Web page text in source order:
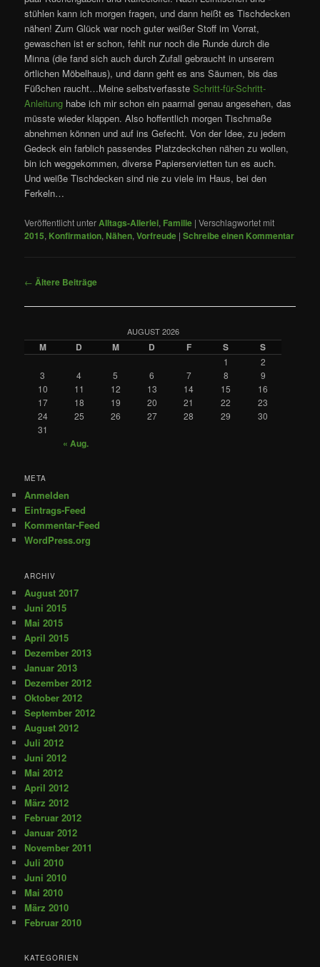
stühlen kann ich morgen fragen, und dann heißt es Tischdecken
nähen! Zum Glück war noch guter weißer Stoff im Vorrat,
gewaschen ist er schon, fehlt nur noch die Runde durch die
Minna (die fand sich auch durch Zufall gebraucht in unserem
örtlichen Möbelhaus), und dann geht es ans Säumen, bis das
Füßchen raucht…Meine selbstverfassteSchritt-für-Schritt-
Anleitung habe ich mir schon ein paarmal genau angesehen, das
müsste wieder klappen. Also hoffentlich morgen Tischmaße
abnehmen können und auf ins Gefecht. Von der Idee, zu jedem
Gedeck ein farblich passendes Platzdeckchen nähen zu wollen,
bin ich weggekommen, diverse Papierservietten tun es auch.
Und weiße Tischdecken sind nie zu viele im Haus, bei den
Ferkeln…
Veröffentlicht unterAlltags-Allerlei, Familie |Verschlagwortet mit
2015, Konfirmation,Nähen,Vorfreude |Schreibe einen Kommentar
Beitragsnavigation
← Ältere Beiträge
AUGUST 2026
M D M D F S S
1
2
3
4 5 6 7 8
9
10
11 12 13 14 15
16
17
18 19 20 21 22
23
24
25 26 27 28 29
30
31
« Aug.
META
Anmelden
Eintrags-Feed
Kommentar-Feed
WordPress.org
ARCHIV
August 2017
Juni 2015
Mai 2015
April 2015
Dezember 2013
Januar 2013
Dezember 2012
Oktober 2012
September 2012
August 2012
Juli 2012
Juni 2012
Mai 2012
April 2012
März 2012
Februar 2012
Januar 2012
November 2011
Juli 2010
Juni 2010
Mai 2010
März 2010
Februar 2010
KATEGORIEN